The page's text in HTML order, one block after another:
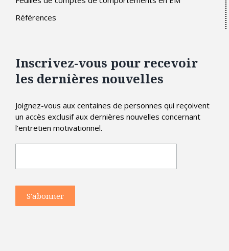
Références
Inscrivez-vous pour recevoir
les dernières nouvelles
Joignez-vous aux centaines de personnes qui reçoivent
un accès exclusif aux dernières nouvelles concernant
l’entretien motivationnel.